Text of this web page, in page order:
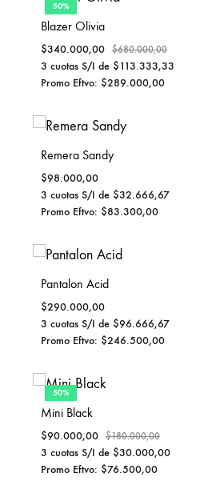
50%
Blazer Olivia
$340.000,00 $680.000,00
3 cuotas S/I de $113.333,33
Promo Eftvo: $289.000,00
Remera Sandy
$98.000,00
3 cuotas S/I de $32.666,67
Promo Eftvo: $83.300,00
Pantalon Acid
$290.000,00
3 cuotas S/I de $96.666,67
Promo Eftvo: $246.500,00
50%
Mini Black
$90.000,00 $180.000,00
3 cuotas S/I de $30.000,00
Promo Eftvo: $76.500,00